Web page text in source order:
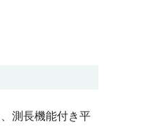
測長機能付き平